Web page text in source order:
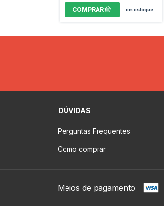
em estoque
DÚVIDAS
Perguntas Frequentes
Como comprar
Meios de pagamento